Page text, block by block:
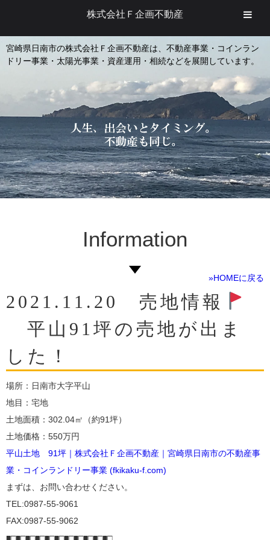
宮崎県日南市の株式会社Ｆ企画不動産は、不動産事業・コインラン
ドリー事業・太陽光事業・資産運用・相続などを展開しています。
Information
»HOMEに戻る
2021.11.20 売地情報
平山91坪の売地が出ま
した！
場所：日南市大字平山
地目：宅地
土地面積：302.04㎡（約91坪）
土地価格：550万円
平山土地 91坪｜株式会社Ｆ企画不動産｜宮崎県日南市の不動産事
業・コインランドリー事業 (fkikaku-f.com)
まずは、お問い合わせください。
TEL:0987-55-9061
FAX:0987-55-9062
■□■□■□■□■□■□■□■□■□■□■□
株式会社Ｆ企画不動産